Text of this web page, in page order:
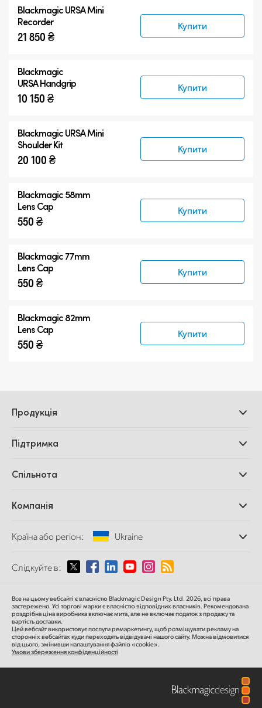
Blackmagic URSA Mini
Recorder
21 850 ₴
Купити
Blackmagic
URSA Handgrip
10 150 ₴
Купити
Blackmagic URSA Mini
Shoulder Kit
20 100 ₴
Купити
Blackmagic 58mm
Lens Cap
550 ₴
Купити
Blackmagic 77mm
Lens Cap
550 ₴
Купити
Blackmagic 82mm
Lens Cap
550 ₴
Купити
Продукція
Додатки DaVinci
Відеомікшери ATEM
Дискові рекордери
та відтворення
Перетворення форматів
Мовні конвертери
Мережеве сховище
MultiView
Маршрутизація та розподіл
Стрімінг та кодування
Підтримка
Центр підтримки
Спільнота
Компанія
Про нас
Медіа
Країна або регіон: Ukraine
Виберіть вашу країну або регіон
Australia
Austria
Слідкуйте в:
Все на цьому вебсайті є власністю Blackmagic Design Pty. Ltd. 2026, всі права
застережено.Усі торгові марки є власністю відповідних власників.Рекомендована
роздрібна цінавиробника включає мита, але не включає податок з продажу та
вартість доставки.
Цей вебсайт використовує послуги ремаркетингу, щоб розміщувати рекламу на
сторонніх вебсайтах куди переходять відвідувачі нашого сайту. Можна відмовитися
від цього, змінивши налаштування файлів «cookie».
Умови збереження конфіденційності